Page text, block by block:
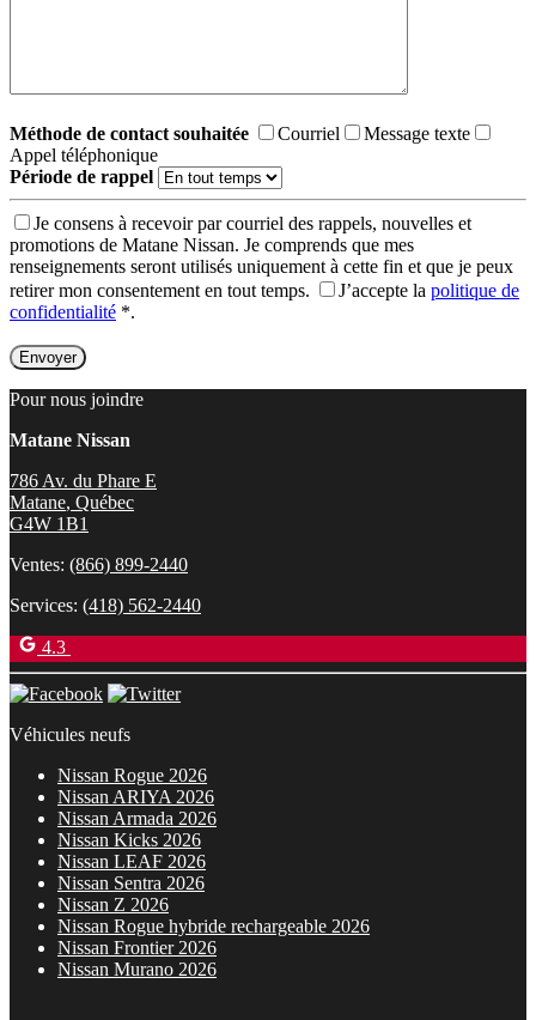
Méthode de contact souhaitée Courriel
Message texte
Appel téléphonique
Période de rappel
Je consens à recevoir par courriel des rappels, nouvelles et
promotions de Matane Nissan. Je comprends que mes
renseignements seront utilisés uniquement à cette fin et que je peux
retirer mon consentement en tout temps.
J’accepte la politique de
confidentialité *.
Pour nous joindre
Matane Nissan
786 Av. du Phare E
Matane, Québec
G4W 1B1
Ventes: (866) 899-2440
Services: (418) 562-2440
4.3
Véhicules neufs
Nissan Rogue 2026
Nissan ARIYA 2026
Nissan Armada 2026
Nissan Kicks 2026
Nissan LEAF 2026
Nissan Sentra 2026
Nissan Z 2026
Nissan Rogue hybride rechargeable 2026
Nissan Frontier 2026
Nissan Murano 2026